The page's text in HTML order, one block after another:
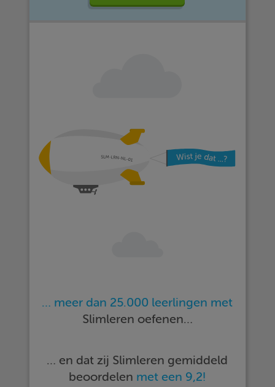
… meer dan 25.000 leerlingen met
Slimleren oefenen…
… en dat zij Slimleren gemiddeld
beoordelen met een 9,2!